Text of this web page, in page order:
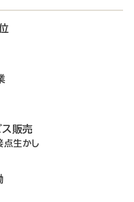
販売
点生かし